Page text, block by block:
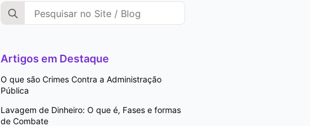
Search
for:
Artigos em Destaque
O que são Crimes Contra a Administração
Pública
Lavagem de Dinheiro: O que é, Fases e formas
de Combate